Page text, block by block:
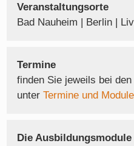
Veranstaltungsorte
Bad Nauheim | Berlin |
Termine
finden Sie jeweils bei
unter Termine und
Die